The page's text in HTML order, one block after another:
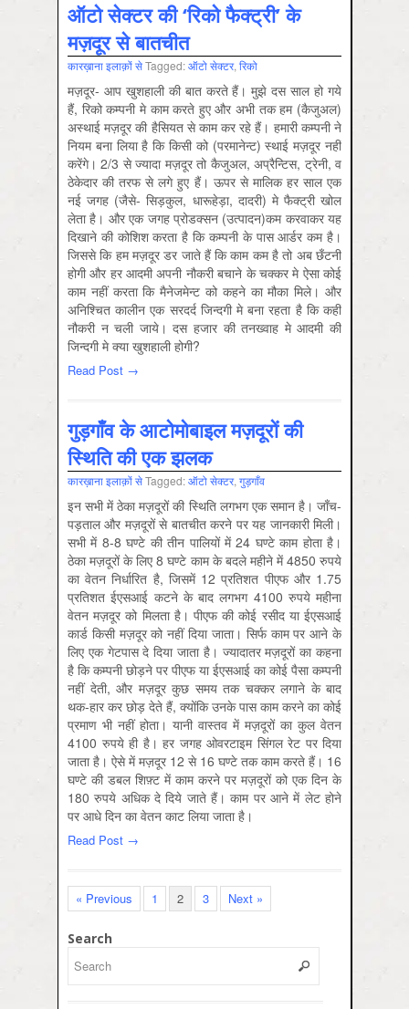
ऑटो सेक्टर की ‘रिको फैक्ट्री’ के
मज़दूर से बातचीत
कारख़ाना इलाक़ों सेTagged:ऑटो सेक्‍टर, रिको
मज़दूर- आप खुशहाली की बात करते हैं। मुझे दस साल हो गये
हैं, रिको कम्पनी मे काम करते हुए और अभी तक हम (कैजुअल)
अस्थाई मज़दूर की हैसियत से काम कर रहे हैं। हमारी कम्पनी ने
नियम बना लिया है कि किसी को (परमानेन्ट) स्थाई मज़दूर नहीं
करेंगे। 2/3 से ज्यादा मज़दूर तो कैजुअल, अप्रैन्टिस, ट्रेनी, व
ठेकेदार की तरफ से लगे हुए हैं। ऊपर से मालिक हर साल एक
नई जगह (जैसे- सिड़कुल, धारूहेड़ा, दादरी) मे फैक्ट्री खोल
लेता है। और एक जगह प्रोडक्सन (उत्पादन)कम करवाकर यह
दिखाने की कोशिश करता है कि कम्पनी के पास आर्डर कम है।
जिससे कि हम मज़दूर डर जाते हैं कि काम कम है तो अब छँटनी
होगी और हर आदमी अपनी नौकरी बचाने के चक्कर मे ऐसा कोई
काम नहीं करता कि मैनेजमेन्ट को कहने का मौका मिले। और
अनिश्चित कालीन एक सरदर्द जिन्दगी मे बना रहता है कि कहीं
नौकरी न चली जाये। दस हजार की तनख्वाह मे आदमी की
जिन्दगी मे क्या खुशहाली होगी?
Read Post →
गुड़गाँव के आटोमोबाइल मज़दूरों की
स्थिति की एक झलक
कारख़ाना इलाक़ों सेTagged:ऑटो सेक्‍टर, गुड़गाँव
इन सभी में ठेका मज़दूरों की स्थिति लगभग एक समान है। जाँच-
पड़ताल और मज़दूरों से बातचीत करने पर यह जानकारी मिली।
सभी में 8-8 घण्टे की तीन पालियों में 24 घण्टे काम होता है।
ठेका मज़दूरों के लिए 8 घण्टे काम के बदले महीने में 4850 रुपये
का वेतन निर्धारित है, जिसमें 12 प्रतिशत पीएफ और 1.75
प्रतिशत ईएसआई कटने के बाद लगभग 4100 रुपये महीना
वेतन मज़दूर को मिलता है। पीएफ की कोई रसीद या ईएसआई
कार्ड किसी मज़दूर को नहीं दिया जाता। सिर्फ काम पर आने के
लिए एक गेटपास दे दिया जाता है। ज्यादातर मज़दूरों का कहना
है कि कम्पनी छोड़ने पर पीएफ या ईएसआई का कोई पैसा कम्पनी
नहीं देती, और मज़दूर कुछ समय तक चक्कर लगाने के बाद
थक-हार कर छोड़ देते हैं, क्योंकि उनके पास काम करने का कोई
प्रमाण भी नहीं होता। यानी वास्तव में मज़दूरों का कुल वेतन
4100 रुपये ही है। हर जगह ओवरटाइम सिंगल रेट पर दिया
जाता है। ऐसे में मज़दूर 12 से 16 घण्टे तक काम करते हैं। 16
घण्टे की डबल शिफ़्ट में काम करने पर मज़दूरों को एक दिन के
180 रुपये अधिक दे दिये जाते हैं। काम पर आने में लेट होने
पर आधे दिन का वेतन काट लिया जाता है।
Read Post →
« Previous 1 2 3 Next »
Search